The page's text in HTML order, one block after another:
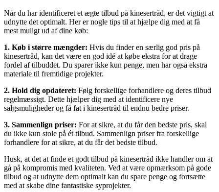
Når du har identificeret et ægte tilbud på kinesertråd, er det vigtigt at
udnytte det optimalt. Her er nogle tips til at hjælpe dig med at få
mest muligt ud af dine køb:
1. Køb i større mængder: Hvis du finder en særlig god pris på
kinesertråd, kan det være en god idé at købe ekstra for at drage
fordel af tilbuddet. Du sparer ikke kun penge, men har også ekstra
materiale til fremtidige projekter.
2. Hold dig opdateret: Følg forskellige forhandlere og deres tilbud
regelmæssigt. Dette hjælper dig med at identificere nye
salgsmuligheder og få fat i kinesertråd til endnu bedre priser.
3. Sammenlign priser: For at sikre, at du får den bedste pris, skal
du ikke kun stole på ét tilbud. Sammenlign priser fra forskellige
forhandlere for at sikre, at du får det bedste tilbud.
Husk, at det at finde et godt tilbud på kinesertråd ikke handler om at
gå på kompromis med kvaliteten. Ved at være opmærksom på gode
tilbud og at udnytte dem optimalt kan du spare penge og fortsætte
med at skabe dine fantastiske syprojekter.